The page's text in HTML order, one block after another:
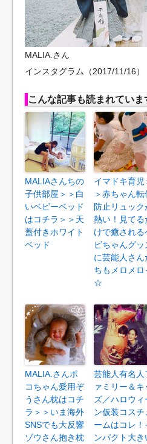
MALIA.さん
インスタグラム（2017/11/16）
こんな記事も読まれていま
MALIAさんちの
子供部屋＞＞白
いベビーベッド
はコチラ＞＞天
蓋付きホワイト
ベッド
イマドキ育児
＞赤ちゃん転
防止リュック
熱い！見てる
けで癒される
ビちゃんグッ
に芸能人さん
ちもメロメロ
☆
MALIA.さんポ
コちゃん愛用ぞ
うさん枕はコチ
ラ＞＞いま海外
SNSでも大反響
ゾウさん抱き枕
芸能人有名人
ァミリー＆キ
ズ／ハロウィ
ン仮装コスチ
ームはコレ！
ンパクト大き